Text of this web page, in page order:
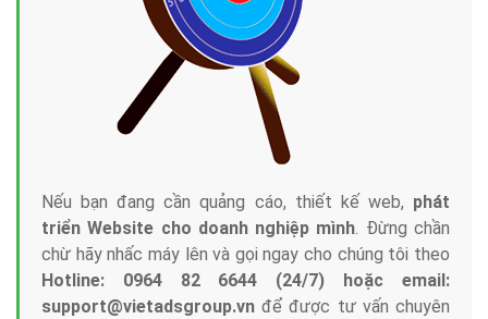
Nếu bạn đang cần quảng cáo, thiết kế web, phát
triển Website cho doanh nghiệp mình. Đừng chần
chừ hãy nhấc máy lên và gọi ngay cho chúng tôi theo
Hotline: 0964 82 6644 (24/7) hoặc email:
support@vietadsgroup.vn để được tư vấn chuyên